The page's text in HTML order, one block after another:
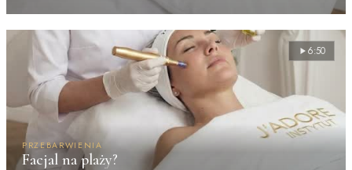
PRZEBARWIENIA
Facjal na plaży?
6:50